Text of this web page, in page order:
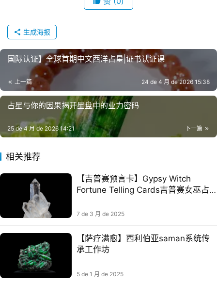
生成海报
国际认证】全球首期中文西洋占星|证书认证课
上一篇 24 de 4 月 de 2026 15:38
占星与你的因果揭开星盘中的业力密码
下一篇
25 de 4 月 de 2026 14:21
相关推荐
【吉普赛预言卡】Gypsy Witch
Fortune Telling Cards吉普赛女巫占
7 de 3 月 de 2025
【萨疗满‬愈】西利伯‬亚saman系统传
承工作坊
5 de 1 月 de 2025